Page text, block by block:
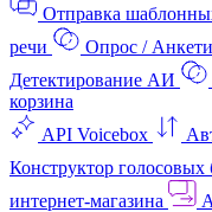
Отправка
речи
Опрос /
Детектирование АИ
корзина
API Voicebox
Конструктор голосовых
интернет‑магазина